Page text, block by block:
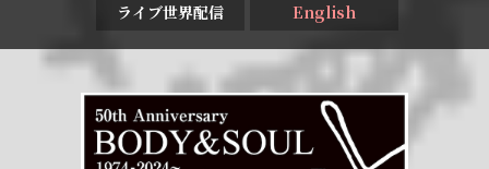
ライブ世界配信
English